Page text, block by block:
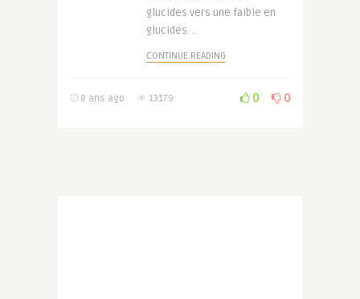
glucides vers une faible en
glucides. ..
CONTINUE READING
8 ans ago 13179 0 0